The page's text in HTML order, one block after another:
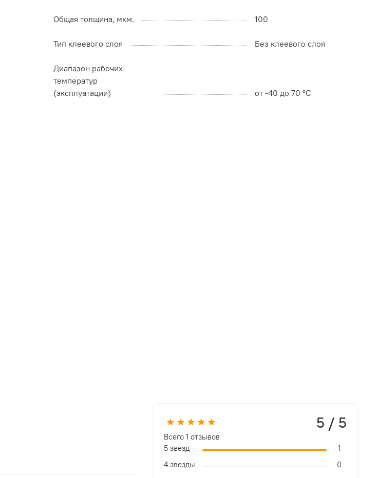
Общая толщина, мкм. 100
Тип клеевого слоя Без клеевого слоя
Диапазон рабочих
температур
(эксплуатации)
от -40 до 70 °С
5 / 5
Всего1 отзывов
5 звезд
1
4 звезды
0